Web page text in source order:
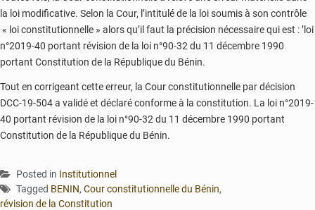
la loi modificative. Selon la Cour, l’intitulé de la loi soumis à son contrôle
« loi constitutionnelle » alors qu’il faut la précision nécessaire qui est : ’loi
n°2019-40 portant révision de la loi n°90-32 du 11 décembre 1990
portant Constitution de la République du Bénin.
Tout en corrigeant cette erreur, la Cour constitutionnelle par décision
DCC-19-504 a validé et déclaré conforme à la constitution. La loi n°2019-
40 portant révision de la loi n°90-32 du 11 décembre 1990 portant
Constitution de la République du Bénin.
Posted in Institutionnel
Tagged BENIN, Cour constitutionnelle du Bénin,
révision de la Constitution